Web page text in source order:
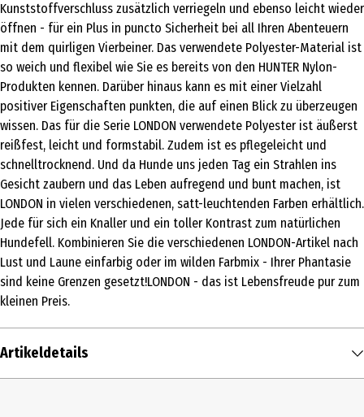
Kunststoffverschluss zusätzlich verriegeln und ebenso leicht wieder
öffnen - für ein Plus in puncto Sicherheit bei all Ihren Abenteuern
mit dem quirligen Vierbeiner. Das verwendete Polyester-Material ist
so weich und flexibel wie Sie es bereits von den HUNTER Nylon-
Produkten kennen. Darüber hinaus kann es mit einer Vielzahl
positiver Eigenschaften punkten, die auf einen Blick zu überzeugen
wissen. Das für die Serie LONDON verwendete Polyester ist äußerst
reißfest, leicht und formstabil. Zudem ist es pflegeleicht und
schnelltrocknend. Und da Hunde uns jeden Tag ein Strahlen ins
Gesicht zaubern und das Leben aufregend und bunt machen, ist
LONDON in vielen verschiedenen, satt-leuchtenden Farben erhältlich.
Jede für sich ein Knaller und ein toller Kontrast zum natürlichen
Hundefell. Kombinieren Sie die verschiedenen LONDON-Artikel nach
Lust und Laune einfarbig oder im wilden Farbmix - Ihrer Phantasie
sind keine Grenzen gesetzt!LONDON - das ist Lebensfreude pur zum
kleinen Preis.
Artikeldetails